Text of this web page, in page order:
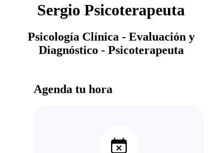
Sergio Psicoterapeuta
Psicología Clínica - Evaluación y
Diagnóstico - Psicoterapeuta
Agenda tu hora